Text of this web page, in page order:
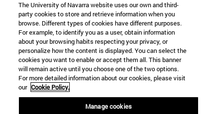
The University of Navarra website uses our own and third-
party cookies to store and retrieve information when you
browse. Different types of cookies have different purposes.
For example, to identify you as a user, obtain information
about your browsing habits respecting your privacy, or
personalize how the content is displayed. You can select the
cookies you want to enable or accept them all. This banner
will remain active until you choose one of the two options.
For more detailed information about our cookies, please visit
our Cookie Policy.
Manage cookies